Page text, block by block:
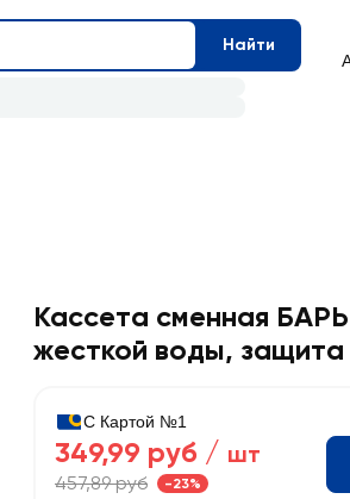
Найти
Кассета сменная
жесткой воды, защита
С Картой №1
349,99 руб / шт
457,89 руб -23%